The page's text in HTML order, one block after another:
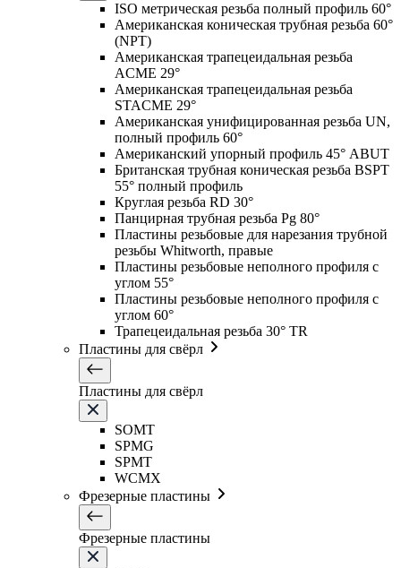
ISO метрическая резьба полный профиль 60°
Американская коническая трубная резьба 60°
(NPT)
Американская трапецеидальная резьба
ACME 29°
Американская трапецеидальная резьба
STACME 29°
Американская унифицированная резьба UN,
полный профиль 60°
Американский упорный профиль 45° ABUT
Британская трубная коническая резьба BSPT
55° полный профиль
Круглая резьба RD 30°
Панцирная трубная резьба Pg 80°
Пластины резьбовые для нарезания трубной
резьбы Whitworth, правые
Пластины резьбовые неполного профиля с
углом 55°
Пластины резьбовые неполного профиля с
углом 60°
Трапецеидальная резьба 30° TR
Пластины для свёрл
Пластины для свёрл
SOMT
SPMG
SPMT
WCMX
Фрезерные пластины
Фрезерные пластины